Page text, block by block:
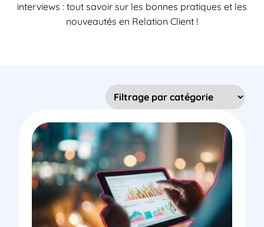
interviews : tout savoir sur les bonnes pratiques et les
nouveautés en Relation Client !